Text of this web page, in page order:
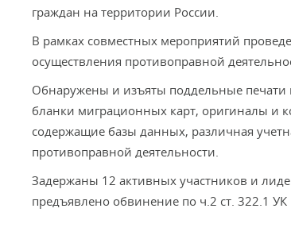
граждан на территории России.
В рамках совместных мероприятий
осуществления противоправной
Обнаружены и изъяты поддельные
бланки миграционных карт, оригиналы и
содержащие базы данных, различная
противоправной деятельности.
Задержаны 12 активных участников и
предъявлено обвинение по ч.2 ст. 322.1